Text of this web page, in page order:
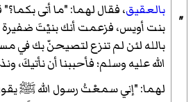
"
بالعقيق، فقال لهما: "ما أتى بكما؟"
بنت أويس، فزعمت أنك بنيْتَ
بالله لئن لم تنزع لتصيحنّ بك في
الله عليه وسلم؛ فأحببنا أن نأتيكَ،
لهما: "إني سمعْتُ رسول اللهﷺ